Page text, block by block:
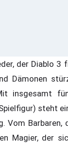
der Diablo
Dämonen
insgesamt
steht
Vom
Magier, der